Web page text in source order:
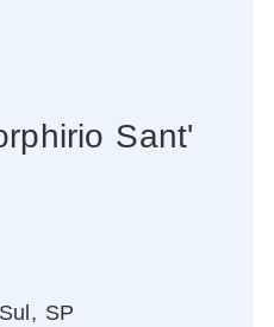
Sant'
SP